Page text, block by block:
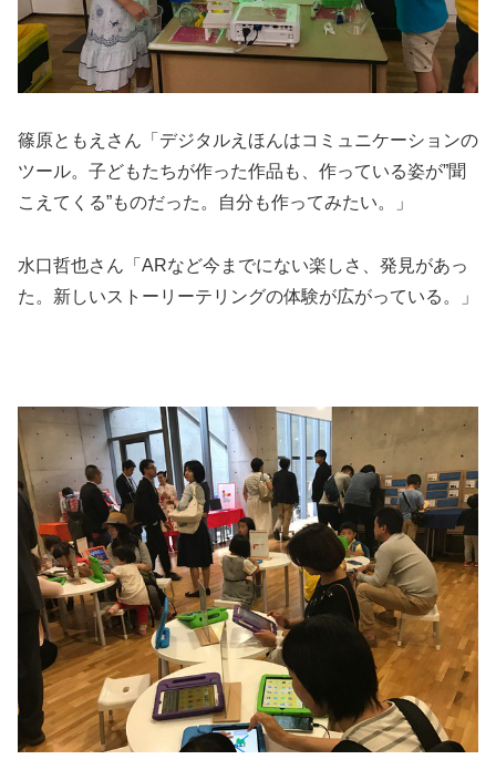
篠原ともえさん「デジタルえほんはコミュニケーションの
ツール。子どもたちが作った作品も、作っている姿が”聞
こえてくる”ものだった。自分も作ってみたい。」
水口哲也さん「ARなど今までにない楽しさ、発見があっ
た。新しいストーリーテリングの体験が広がっている。」